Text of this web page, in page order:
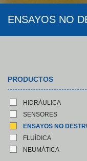
ENSAYOS NO
PRODUCTOS
HIDRÁULICA
SENSORES
ENSAYOS NO
FLUÍDICA
NEUMÁTICA